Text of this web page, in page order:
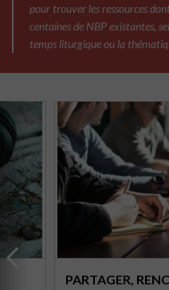
pour trouver les ressources
centaines de NBP existantes,
temps liturgique ou la
PARTAGER,